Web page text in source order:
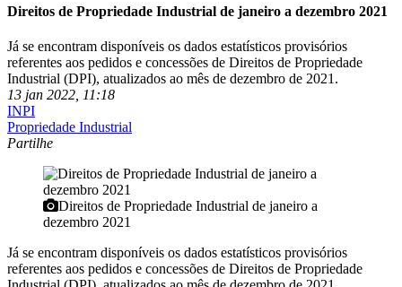
Direitos de Propriedade Industrial de janeiro a dezembro 2021
Já se encontram disponíveis os dados estatísticos provisórios
referentes aos pedidos e concessões de Direitos de Propriedade
Industrial (DPI), atualizados ao mês de dezembro de 2021.
13 jan 2022, 11:18
INPI
Propriedade Industrial
Partilhe
Direitos de Propriedade Industrial de janeiro a
dezembro 2021
Já se encontram disponíveis os dados estatísticos provisórios
referentes aos pedidos e concessões de Direitos de Propriedade